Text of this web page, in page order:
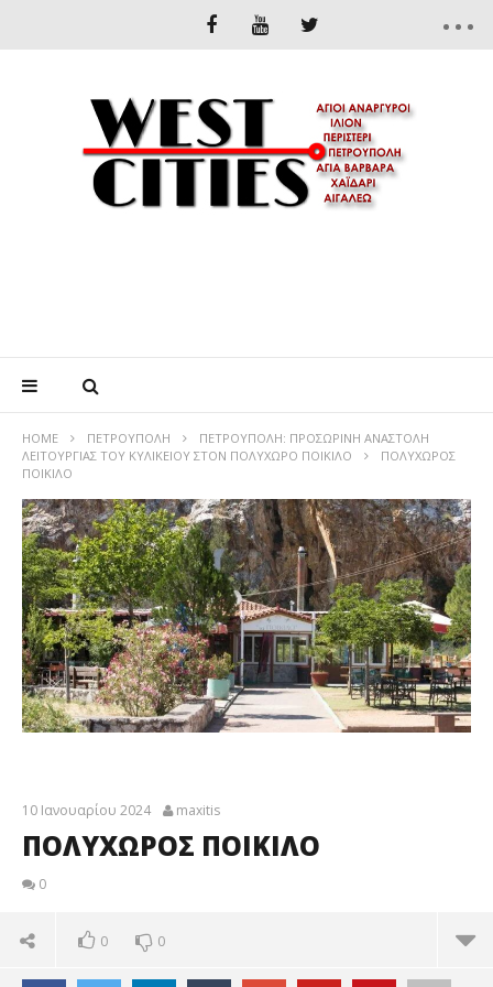
HOME ΠΕΤΡΟΎΠΟΛΗ
ΠΕΤΡΟΥΠΟΛΗ: ΠΡΟΣΩΡΙΝΗ ΑΝΑΣΤΟΛΗ
ΛΕΙΤΟΥΡΓΙΑΣ ΤΟΥ ΚΥΛΙΚΕΙΟΥ ΣΤΟΝ ΠΟΛΥΧΩΡΟ ΠΟΙΚΙΛΟ
ΠΟΛΥΧΩΡΟΣ
ΠΟΙΚΙΛΟ
10 Ιανουαρίου 2024 maxitis
ΠΟΛΥΧΩΡΟΣ ΠΟΙΚΙΛΟ
0
0 0